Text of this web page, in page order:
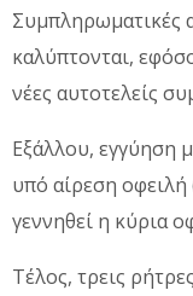
Συμπληρωματικές
καλύπτονται,
νέες αυτοτελείς
Εξάλλου, εγγύηση
υπό αίρεση
γεννηθεί η κύρια
Τέλος, τρεις